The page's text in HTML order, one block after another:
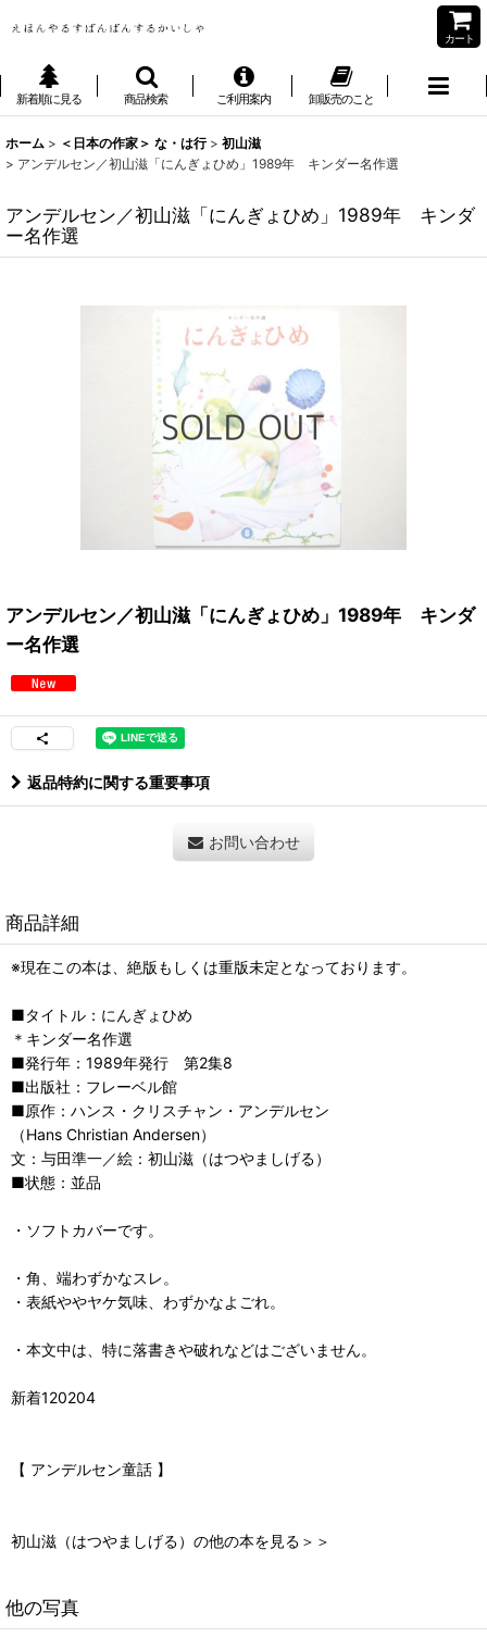
カート
新着順に見る 商品検索 ご利用案内 卸販売のこと
ホーム > ＜日本の作家＞ な・は行 > 初山滋
> アンデルセン／初山滋「にんぎょひめ」1989年 キンダー名作選
アンデルセン／初山滋「にんぎょひめ」1989年 キンダ
ー名作選
アンデルセン／初山滋「にんぎょひめ」1989年 キンダ
ー名作選
返品特約に関する重要事項
お問い合わせ
商品詳細
※現在この本は、絶版もしくは重版未定となっております。
■タイトル：にんぎょひめ
＊キンダー名作選
■発行年：1989年発行 第2集8
■出版社：フレーベル館
■原作：ハンス・クリスチャン・アンデルセン
（Hans Christian Andersen）
文：与田準一／絵：初山滋（はつやましげる）
■状態：並品
・ソフトカバーです。
・角、端わずかなスレ。
・表紙ややヤケ気味、わずかなよごれ。
・本文中は、特に落書きや破れなどはございません。
新着120204
【 アンデルセン童話 】
初山滋（はつやましげる）の他の本を見る＞＞
他の写真